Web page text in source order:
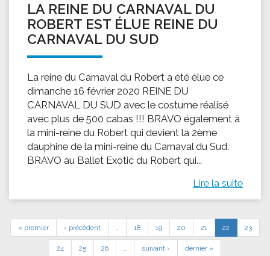
LA REINE DU CARNAVAL DU
ROBERT EST ÉLUE REINE DU
CARNAVAL DU SUD
La reine du Carnaval du Robert a été élue ce
dimanche 16 février 2020 REINE DU
CARNAVAL DU SUD avec le costume réalisé
avec plus de 500 cabas !!! BRAVO également à
la mini-reine du Robert qui devient la 2ème
dauphine de la mini-reine du Carnaval du Sud.
BRAVO au Ballet Exotic du Robert qui...
Lire la suite
« premier ‹ précédent … 18 19 20 21 22 23
24 25 26 … suivant › dernier »